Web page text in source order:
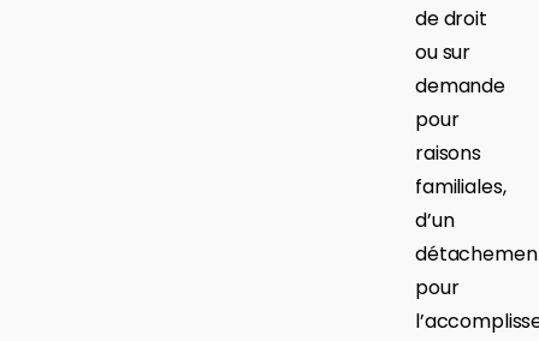
de droit
ou sur
demande
pour
raisons
familiales,
d’un
pour